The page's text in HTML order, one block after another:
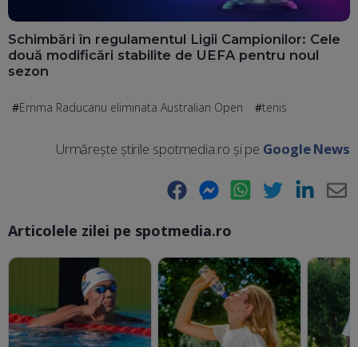
Schimbări în regulamentul Ligii Campionilor: Cele
două modificări stabilite de UEFA pentru noul
sezon
Emma Raducanu eliminata Australian Open tenis
Urmărește știrile spotmedia.ro și pe Google News
Facebook Messenger WhatsApp Twitter LinkedIn
Articolele zilei pe spotmedia.ro